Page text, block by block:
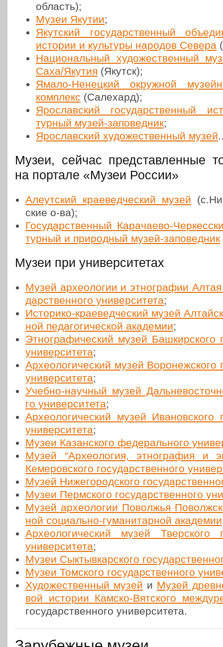
область);
Музеи Якутии;
Якут­ский госу­дар­ствен­ный
истории и куль­ту­ры народов Севера
Наци­о­наль­ный худо­же­ствен­ный
Саха/Якутия (Якутск);
Ямало-Ненец­кий окруж­ной
ком­плекс (Сале­хард);
Яро­слав­ский госу­дар­ствен­ный
тур­ный музей-запо­вед­ник;
Яро­слав­ский худо­же­ствен­ный музей
Музеи, сейчас представленные
на портале «Музеи России»
Але­ут­ский кра­е­вед­че­ский музей
ские о‑ва);
Госу­дар­ствен­ный Кара­чае­во-
тур­ный и при­род­ный музей-запо­вед­ник
Музеи при университетах
Музей архео­ло­гии и этно­гра­фии
дар­ствен­но­го уни­вер­си­те­та;
Исто­ри­ко-кра­е­вед­че­ский музей
ной педа­го­ги­че­ской ака­де­мии;
Этно­гра­фи­че­ский музей Баш­кир­ско­го
уни­вер­си­те­та;
Архео­ло­ги­че­ский музей Воро­неж­ско­го
уни­вер­си­те­та;
Учебно-научный музей
го уни­вер­си­те­та;
Архео­ло­ги­че­ский музей Ива­нов­ско­го
уни­вер­си­те­та;
Музеи Казан­ско­го феде­раль­но­го
Музей “Архео­ло­гия, этно­гра­фия и
Кеме­ров­ско­го госу­дар­ствен­но­го
Музей Ниже­го­род­ско­го
Музеи Перм­ско­го госу­дар­ствен­но­го
Музей архео­ло­гии Повол­жья
ной соци­аль­но-гума­ни­тар­ной ака­де­мии
Архео­ло­ги­че­ский музей Твер­ско­го
уни­вер­си­те­та;
Музеи Сык­тыв­кар­ско­го
Музеи Том­ско­го госу­дар­ствен­но­го
Худо­же­ствен­ный музей и Музей
вой истории Камско-Вят­ско­го
госу­дар­ствен­но­го университета.